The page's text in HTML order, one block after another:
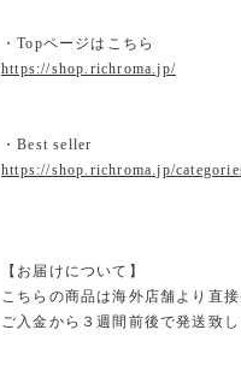
・Topページはこちら
https://shop.richroma.jp/
・Best seller
https://shop.richroma.jp/
【お届けについて】
こちらの商品は海外店舗より直接
ご入金から３週間前後で発送致し